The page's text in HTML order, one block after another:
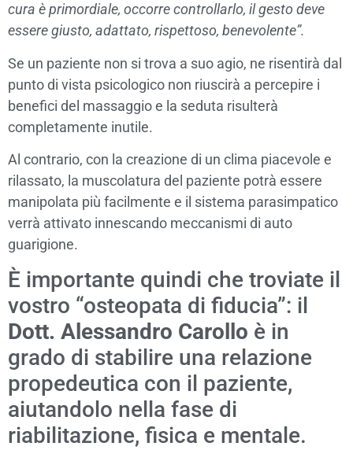
cura è primordiale, occorre controllarlo, il gesto deve
essere giusto, adattato, rispettoso, benevolente”.
Se un paziente non si trova a suo agio, ne risentirà dal
punto di vista psicologico non riuscirà a percepire i
benefici del massaggio e la seduta risulterà
completamente inutile.
Al contrario, con la creazione di un clima piacevole e
rilassato, la muscolatura del paziente potrà essere
manipolata più facilmente e il sistema parasimpatico
verrà attivato innescando meccanismi di auto
guarigione.
È importante quindi che troviate il
vostro “osteopata di fiducia”: il
Dott. Alessandro Carollo è in
grado di stabilire una relazione
propedeutica con il paziente,
aiutandolo nella fase di
riabilitazione, fisica e mentale.